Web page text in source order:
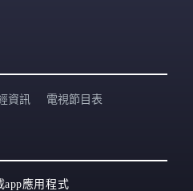
資訊 電視節目表
app應用程式